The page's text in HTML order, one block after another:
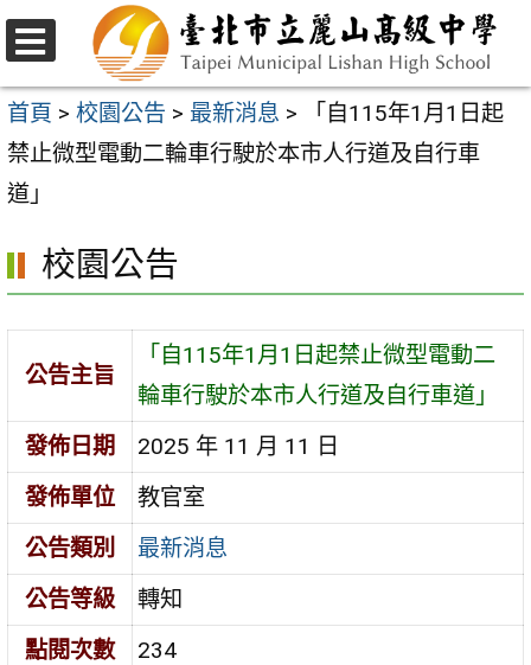
跳
至
主
要
內
區
選
單
首頁 > 校園公告 > 最新消息 >
「自115年1月1日起
禁止微型電動二輪車行駛於本市人行道及自行車
道」
校園公告
公告主旨
「自115年1月1日起禁止微型電動二
輪車行駛於本市人行道及自行車道」
發佈日期
2025 年 11 月 11 日
發佈單位
教官室
公告類別
最新消息
公告等級
轉知
點閱次數
234